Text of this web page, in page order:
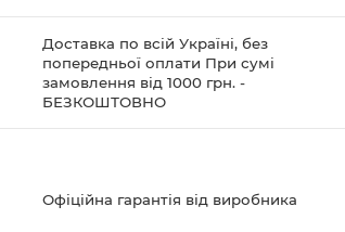
Доставка по всій Україні, без
попередньої оплати При сумі
замовлення від 1000 грн. -
БЕЗКОШТОВНО
Офіційна гарантія від виробника